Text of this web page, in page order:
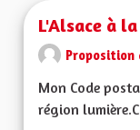
L'Alsace à
Proposition
Mon Code
région